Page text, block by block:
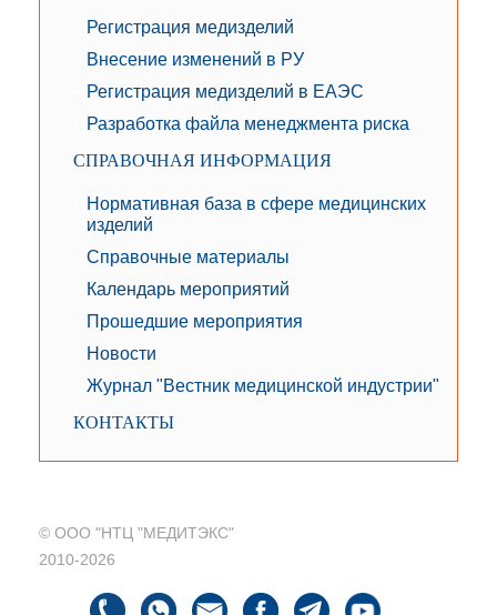
Регистрация медизделий
Внесение изменений в РУ
Регистрация медизделий в ЕАЭС
Разработка файла менеджмента риска
СПРАВОЧНАЯ ИНФОРМАЦИЯ
Нормативная база в сфере медицинских
изделий
Справочные материалы
Календарь мероприятий
Прошедшие мероприятия
Новости
Журнал "Вестник медицинской индустрии"
КОНТАКТЫ
© ООО "НТЦ "МЕДИТЭКС"
2010-2026